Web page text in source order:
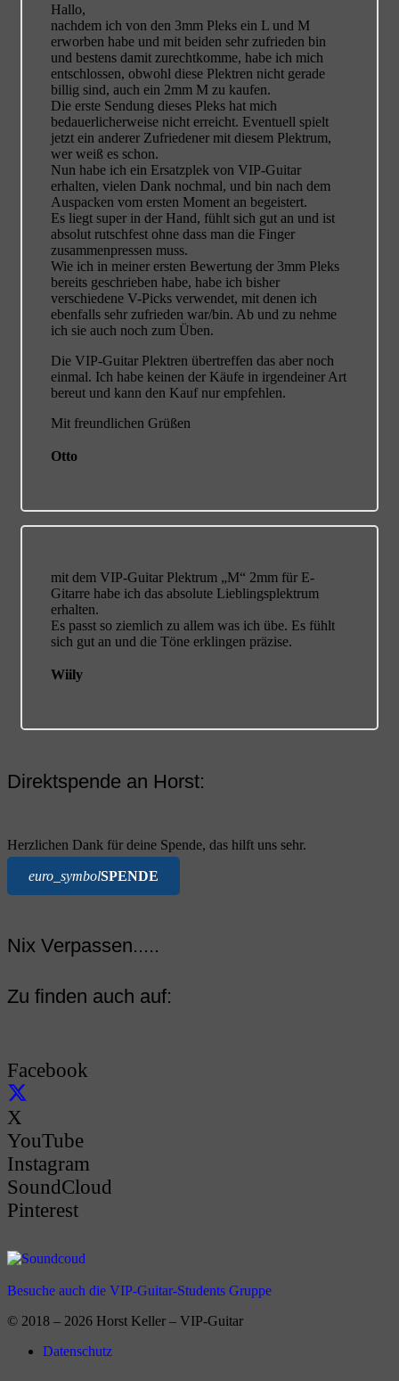
Hallo,
nachdem ich von den 3mm Pleks ein L und M
erworben habe und mit beiden sehr zufrieden bin
und bestens damit zurechtkomme, habe ich mich
entschlossen, obwohl diese Plektren nicht gerade
billig sind, auch ein 2mm M zu kaufen.
Die erste Sendung dieses Pleks hat mich
bedauerlicherweise nicht erreicht. Eventuell spielt
jetzt ein anderer Zufriedener mit diesem Plektrum,
wer weiß es schon.
Nun habe ich ein Ersatzplek von VIP-Guitar
erhalten, vielen Dank nochmal, und bin nach dem
Auspacken vom ersten Moment an begeistert.
Es liegt super in der Hand, fühlt sich gut an und ist
absolut rutschfest ohne dass man die Finger
zusammenpressen muss.
Wie ich in meiner ersten Bewertung der 3mm Pleks
bereits geschrieben habe, habe ich bisher
verschiedene V-Picks verwendet, mit denen ich
ebenfalls sehr zufrieden war/bin. Ab und zu nehme
ich sie auch noch zum Üben.
Die VIP-Guitar Plektren übertreffen das aber noch
einmal. Ich habe keinen der Käufe in irgendeiner Art
bereut und kann den Kauf nur empfehlen.
Mit freundlichen Grüßen
Otto
mit dem VIP-Guitar Plektrum „M“ 2mm für E-
Gitarre habe ich das absolute Lieblingsplektrum
erhalten.
Es passt so ziemlich zu allem was ich übe. Es fühlt
sich gut an und die Töne erklingen präzise.
Wiily
Direktspende an Horst:
Herzlichen Dank für deine Spende, das hilft uns sehr.
euro_symbolSPENDE
Nix Verpassen.....
Zu finden auch auf:
Facebook
X
YouTube
Instagram
SoundCloud
Pinterest
Besuche auch die VIP-Guitar-Students Gruppe
© 2018 – 2026 Horst Keller – VIP-Guitar
Datenschutz